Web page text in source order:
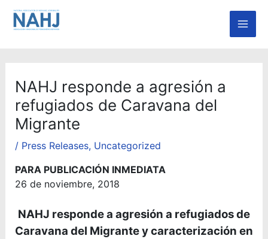
Skip
NAHJ responde a agresión a
refugiados de Caravana del
Migrante
/ Press Releases, Uncategorized
PARA PUBLICACIÓN INMEDIATA
26 de noviembre, 2018
NAHJ responde a agresión a refugiados de
Caravana del Migrante y caracterización en